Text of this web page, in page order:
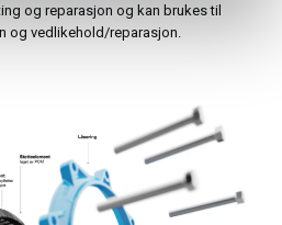
og reparasjon og kan brukes til
og vedlikehold/reparasjon.